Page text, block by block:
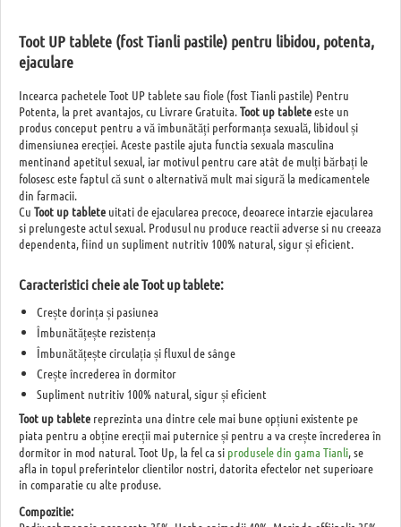
Toot UP tablete (fost Tianli pastile) pentru libidou, potenta,
ejaculare
Incearca pachetele Toot UP tablete sau fiole (fost Tianli pastile) Pentru
Potenta, la pret avantajos, cu Livrare Gratuita.Toot up tableteeste un
produs conceput pentru a vă îmbunătăți performanța sexuală, libidoul și
dimensiunea erecției. Aceste pastile ajuta functia sexuala masculina
mentinand apetitul sexual, iar motivul pentru care atât de mulți bărbați le
folosesc este faptul că sunt o alternativă mult mai sigură la medicamentele
din farmacii.
Cu Toot up tablete uitati de ejacularea precoce, deoarece intarzie ejacularea
si prelungeste actul sexual. Produsul nu produce reactii adverse si nu creeaza
dependenta, fiind un supliment nutritiv 100% natural, sigur și eficient.
Caracteristici cheie ale Toot up tablete:
Crește dorința și pasiunea
Îmbunătățește rezistența
Îmbunătățește circulația și fluxul de sânge
Crește încrederea în dormitor
Supliment nutritiv 100% natural, sigur și eficient
Toot up tablete reprezinta una dintre cele mai bune opțiuni existente pe
piata pentru a obține erecții mai puternice și pentru a va crește încrederea în
dormitor in mod natural. Toot Up, la fel ca si produsele din gama Tianli, se
afla in topul preferintelor clientilor nostri, datorita efectelor net superioare
in comparatie cu alte produse.
Compozitie: